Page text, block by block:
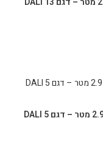
מטבח חוץ לחצר עם דלת פרגולה נפתחת 2.9 מטר – דגם 5 DALI